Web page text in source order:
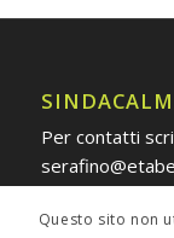
Per contatti
Questo sito non